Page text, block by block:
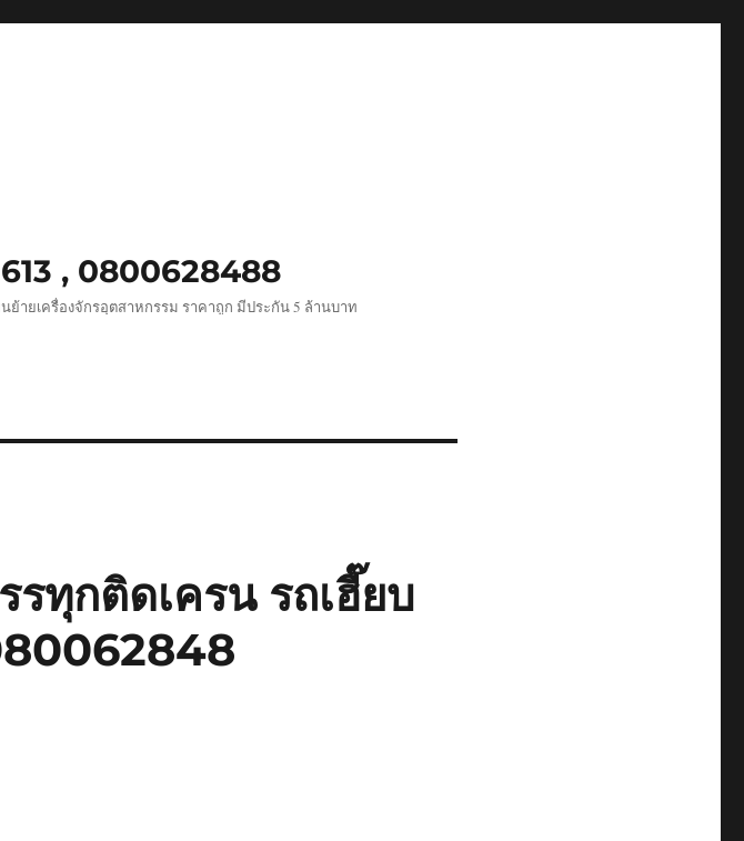
, 0800628488
ย้ายเครื่องจักรอุตสาหกรรม ราคาถูก มีประกัน 5 ล้านบาท
ทุกติดเครน รถเฮี๊ยบ